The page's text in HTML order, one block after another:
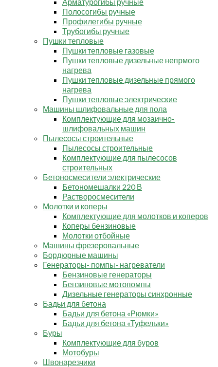
Полосогибы ручные
Профилегибы ручные
Трубогибы ручные
Пушки тепловые
Пушки тепловые газовые
Пушки тепловые дизельные непрмого
нагрева
Пушки тепловые дизельные прямого
нагрева
Пушки тепловые электрические
Машины шлифовальные для пола
Комплектующие для мозаично-
шлифовальных машин
Пылесосы строительные
Пылесосы строительные
Комплектующие для пылесосов
строительных
Бетоносмесители электрические
Бетономешалки 220 В
Растворосмесители
Молотки и коперы
Комплектующие для молотков и коперов
Коперы бензиновые
Молотки отбойные
Машины фрезеровальные
Бордюрные машины
Генераторы- помпы- нагреватели
Бензиновые генераторы
Бензиновые мотопомпы
Дизельные генераторы синхронные
Бадьи для бетона
Бадьи для бетона «Рюмки»
Бадьи для бетона «Туфельки»
Буры
Комплектующие для буров
Мотобуры
Швонарезчики